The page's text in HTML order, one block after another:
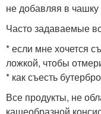
не добавляя в
Часто задаваемые
* если мне хочется
ложкой, чтобы
* как съесть
Все продукты, не
кашеобразной